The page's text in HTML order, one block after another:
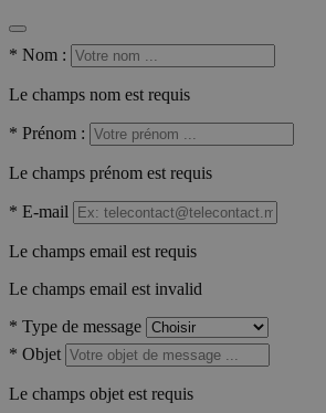
* Nom :
Le champs nom est requis
* Prénom :
Le champs prénom est requis
* E-mail
Le champs email est requis
Le champs email est invalid
* Type de message
* Objet
Le champs objet est requis